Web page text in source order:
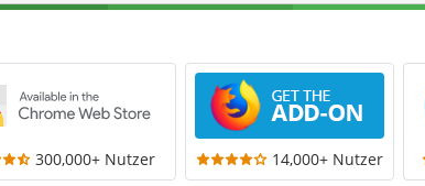
300,000+ Nutzer 14,000+ Nutzer